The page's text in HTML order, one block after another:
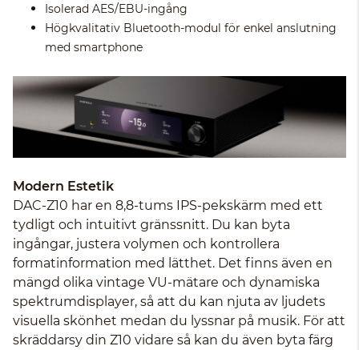
Isolerad AES/EBU-ingång
Högkvalitativ Bluetooth-modul för enkel anslutning
med smartphone
Modern Estetik
DAC-Z10 har en 8,8-tums IPS-pekskärm med ett
tydligt och intuitivt gränssnitt. Du kan byta
ingångar, justera volymen och kontrollera
formatinformation med lätthet. Det finns även en
mängd olika vintage VU-mätare och dynamiska
spektrumdisplayer, så att du kan njuta av ljudets
visuella skönhet medan du lyssnar på musik. För att
skräddarsy din Z10 vidare så kan du även byta färg